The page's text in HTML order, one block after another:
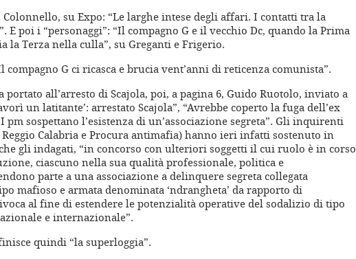
Colonnello, su Expo: “Le larghe intese degli affari. I contatti tra la
E poi i “personaggi”: “Il compagno G e il vecchio Dc, quando la Prima
la Terza nella culla”, su Greganti e Frigerio.
compagno G ci ricasca e brucia vent’anni di reticenza comunista”.
portato all’arresto di Scajola, poi, a pagina 6, Guido Ruotolo, inviato a
un latitante’: arrestato Scajola”, “Avrebbe coperto la fuga dell’ex
pm sospettano l’esistenza di un’associazione segreta”. Gli inquirenti
Calabria e Procura antimafia) hanno ieri infatti sostenuto in
gli indagati, “in concorso con ulteriori soggetti il cui ruolo è in corso
ciascuno nella sua qualità professionale, politica e
parte a una associazione a delinquere segreta collegata
mafioso e armata denominata ‘ndrangheta’ da rapporto di
al fine di estendere le potenzialità operative del sodalizio di tipo
e internazionale”.
quindi “la superloggia”.